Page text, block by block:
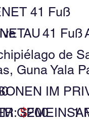
$200
41 Fuß
41 Fuß
de
Guna Yala
IM
1